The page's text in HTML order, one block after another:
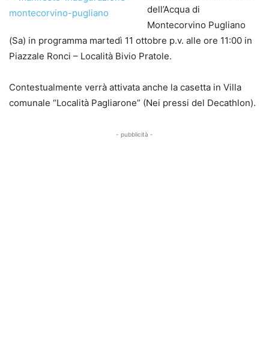
dell’Acqua di
Montecorvino Pugliano
(Sa) in programma martedì 11 ottobre p.v. alle ore 11:00 in
Piazzale Ronci – Località Bivio Pratole.
Contestualmente verrà attivata anche la casetta in Villa
comunale “Località Pagliarone” (Nei pressi del Decathlon).
- pubblicità -